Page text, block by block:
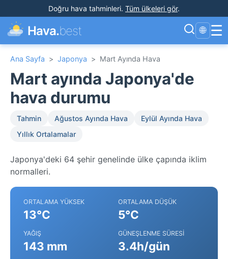
Doğru hava tahminleri. Tüm ülkeleri gör.
Hava.best 🌐 ☰
Ana Sayfa > Japonya > Mart Ayında Hava
Mart ayında Japonya'de
hava durumu
Tahmin Ağustos Ayında Hava
Eylül Ayında Hava
Yıllık Ortalamalar
Japonya'deki 64 şehir genelinde ülke çapında iklim
normalleri.
ORTALAMA YÜKSEK
13°C
ORTALAMA DÜŞÜK
5°C
YAĞIŞ
143 mm
GÜNEŞLENME SÜRESI
3.4h/gün